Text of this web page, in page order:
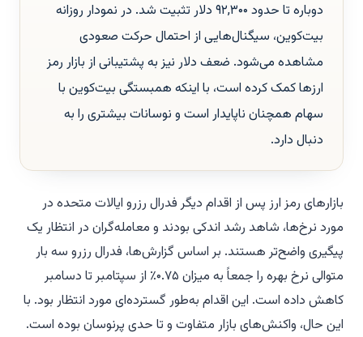
دوباره تا حدود ۹۲,۳۰۰ دلار تثبیت شد. در نمودار روزانه
بیت‌کوین، سیگنال‌هایی از احتمال حرکت صعودی
مشاهده می‌شود. ضعف دلار نیز به پشتیبانی از بازار رمز
ارزها کمک کرده است، با اینکه همبستگی بیت‌کوین با
سهام همچنان ناپایدار است و نوسانات بیشتری را به
دنبال دارد.
بازارهای رمز ارز پس از اقدام دیگر فدرال رزرو ایالات متحده در
مورد نرخ‌ها، شاهد رشد اندکی بودند و معامله‌گران در انتظار یک
پیگیری واضح‌تر هستند. بر اساس گزارش‌ها، فدرال رزرو سه بار
متوالی نرخ بهره را جمعاً به میزان ۰.۷۵٪ از سپتامبر تا دسامبر
کاهش داده است. این اقدام به‌طور گسترده‌ای مورد انتظار بود. با
این حال، واکنش‌های بازار متفاوت و تا حدی پرنوسان بوده است.